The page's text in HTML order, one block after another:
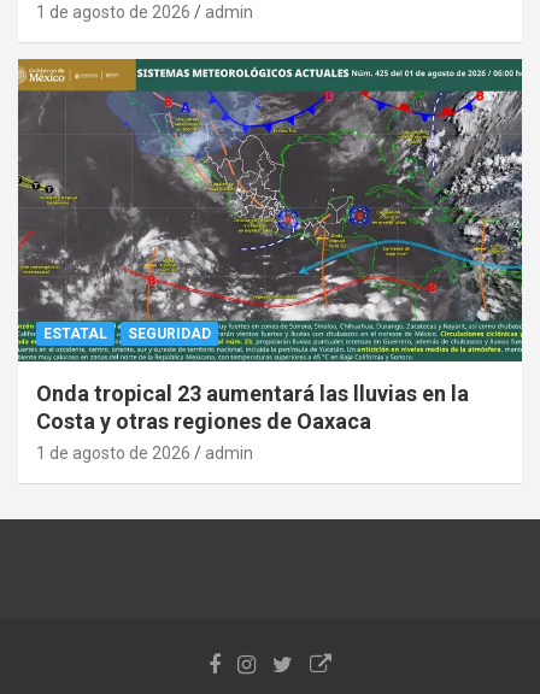
1 de agosto de 2026 admin
ESTATAL SEGURIDAD
Onda tropical 23 aumentará las lluvias en la
Costa y otras regiones de Oaxaca
1 de agosto de 2026 admin